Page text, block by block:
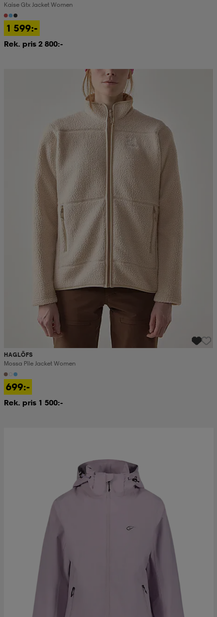
Kaise Gtx Jacket Women
1 599:-
Rek. pris 2 800:-
HAGLÖFS
Mossa Pile Jacket Women
699:-
Rek. pris 1 500:-